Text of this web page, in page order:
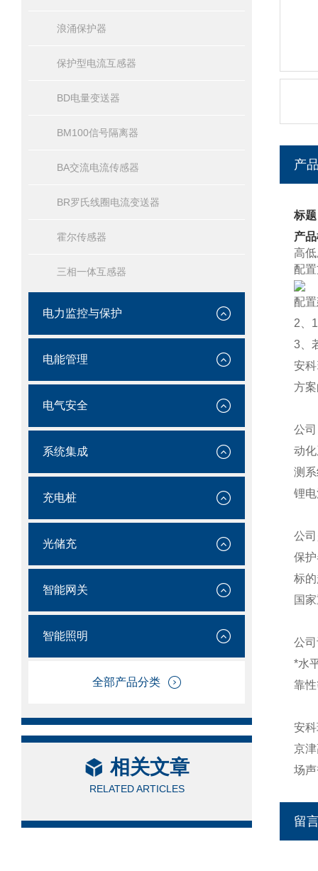
浪涌保护器
保护型电流互感器
BD电量变送器
BM100信号隔离器
BA交流电流传感器
BR罗氏线圈电流变送器
霍尔传感器
三相一体互感器
电力监控与保护
电能管理
电气安全
系统集成
充电桩
光储充
智能网关
智能照明
全部产品分类
相关文章
RELATED ARTICLES
产
标
产
高
配
配
2、
3、
安
方
公
动
测
锂
公
保
标
国
公
*水
靠
安
京
场
留